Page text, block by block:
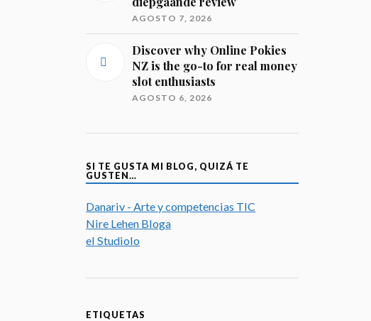
AGOSTO 7, 2026
Discover why Online Pokies
NZ is the go-to for real money
slot enthusiasts
AGOSTO 6, 2026
SI TE GUSTA MI BLOG, QUIZÁ TE
GUSTEN…
Danariv - Arte y competencias TIC
Nire Lehen Bloga
el Studiolo
ETIQUETAS